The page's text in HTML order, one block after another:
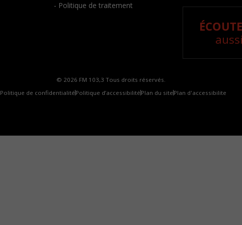
- Politique de traitement
© 2026 FM 103,3 Tous droits réservés.
Politique de confidentialité Politique d’accessibilité Plan du site Plan d'accessibilite